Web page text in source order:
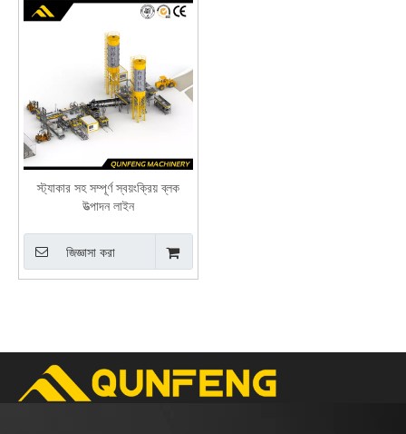
স্ট্যাকার সহ সম্পূর্ণ স্বয়ংক্রিয় ব্লক
উত্পাদন লাইন
জিজ্ঞাসা করা